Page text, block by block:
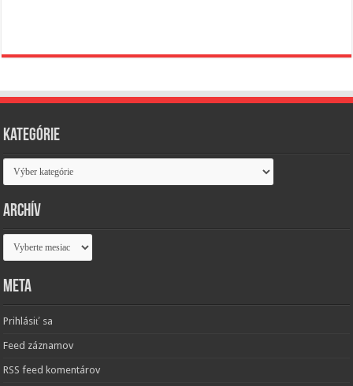
Kategórie
Kategórie
Archív
Archív
Meta
Prihlásiť sa
Feed záznamov
RSS feed komentárov